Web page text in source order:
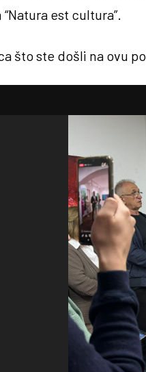
est cultura”.
što ste došli na ovu